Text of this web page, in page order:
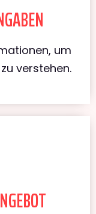
um
verstehen.